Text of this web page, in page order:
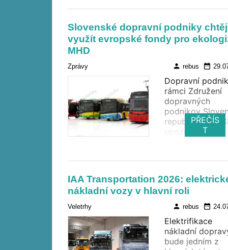
uspěl mezi šesti
byla neobsazena
ledna 2023.
Slovenské dopravní podniky
využít evropské fondy pro
MHD
Zprávy person rebus date_range
Dopravní
rámci Združení
dopravných
podnikov
republiky
upozorňují na
využití
spravedlivou
transformaci pro
modernizaci
dopravy. Podle
sdružení jsou
připraveny
spolupracovat se
PŘEČÍS
T
IAA Transportation 2026:
nákladní vozy v hlavní roli
Veletrhy person rebus date_range
Elektrifikace
nákladní
bude jedním z